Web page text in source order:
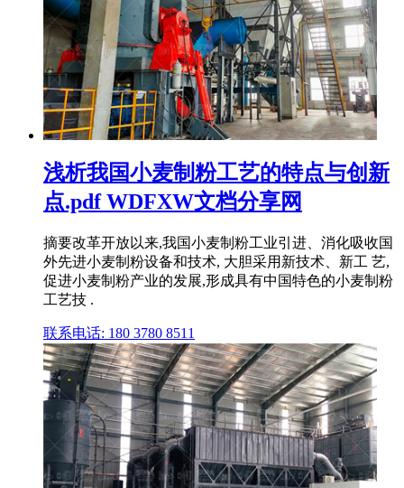
浅析我国小麦制粉工艺的特点与创新
点.pdf WDFXW文档分享网
摘要改革开放以来,我国小麦制粉工业引进、消化吸收国
外先进小麦制粉设备和技术, 大胆采用新技术、新工 艺,
促进小麦制粉产业的发展,形成具有中国特色的小麦制粉
工艺技 .
联系电话: 180 3780 8511